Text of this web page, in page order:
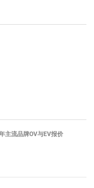
主流品牌OV与EV报价